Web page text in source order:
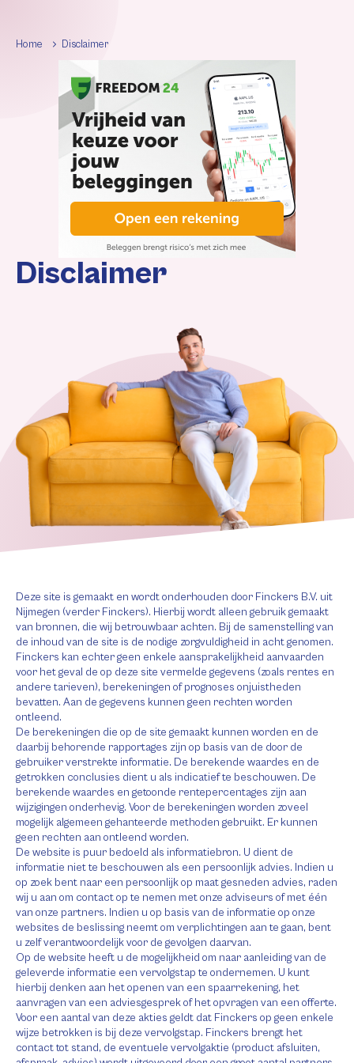
Home Disclaimer
Disclaimer
Deze site is gemaakt en wordt onderhouden door Finckers B.V. uit
Nijmegen (verder Finckers). Hierbij wordt alleen gebruik gemaakt
van bronnen, die wij betrouwbaar achten. Bij de samenstelling van
de inhoud van de site is de nodige zorgvuldigheid in acht genomen.
Finckers kan echter geen enkele aansprakelijkheid aanvaarden
voor het geval de op deze site vermelde gegevens (zoals rentes en
andere tarieven), berekeningen of prognoses onjuistheden
bevatten. Aan de gegevens kunnen geen rechten worden
ontleend.
De berekeningen die op de site gemaakt kunnen worden en de
daarbij behorende rapportages zijn op basis van de door de
gebruiker verstrekte informatie. De berekende waardes en de
getrokken conclusies dient u als indicatief te beschouwen. De
berekende waardes en getoonde rentepercentages zijn aan
wijzigingen onderhevig. Voor de berekeningen worden zoveel
mogelijk algemeen gehanteerde methoden gebruikt. Er kunnen
geen rechten aan ontleend worden.
De website is puur bedoeld als informatiebron. U dient de
informatie niet te beschouwen als een persoonlijk advies. Indien u
op zoek bent naar een persoonlijk op maat gesneden advies, raden
wij u aan om contact op te nemen met onze adviseurs of met één
van onze partners. Indien u op basis van de informatie op onze
websites de beslissing neemt om verplichtingen aan te gaan, bent
u zelf verantwoordelijk voor de gevolgen daarvan.
Op de website heeft u de mogelijkheid om naar aanleiding van de
geleverde informatie een vervolgstap te ondernemen. U kunt
hierbij denken aan het openen van een spaarrekening, het
aanvragen van een adviesgesprek of het opvragen van een offerte.
Voor een aantal van deze akties geldt dat Finckers op geen enkele
wijze betrokken is bij deze vervolgstap. Finckers brengt het
contact tot stand, de eventuele vervolgaktie (product afsluiten,